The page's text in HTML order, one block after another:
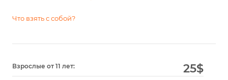
Что взять с собой?
Взрослые от 11 лет: 25$